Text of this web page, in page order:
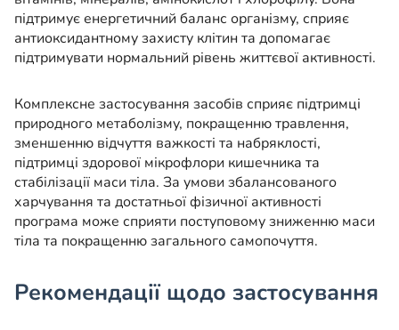
підтримує енергетичний баланс організму, сприяє
антиоксидантному захисту клітин та допомагає
підтримувати нормальний рівень життєвої активності.
Комплексне застосування засобів сприяє підтримці
природного метаболізму, покращенню травлення,
зменшенню відчуття важкості та набряклості,
підтримці здорової мікрофлори кишечника та
стабілізації маси тіла. За умови збалансованого
харчування та достатньої фізичної активності
програма може сприяти поступовому зниженню маси
тіла та покращенню загального самопочуття.
Рекомендації щодо застосування